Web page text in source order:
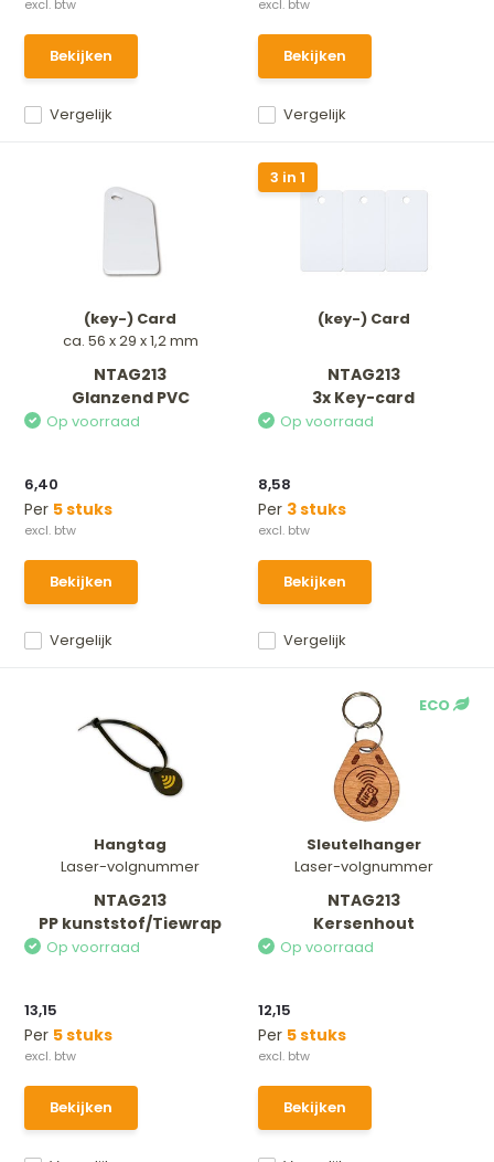
Vergelijk
Bekijken
Vergelijk
Bekijken
(key-) Card
ca. 56 x 29 x 1,2 mm
NTAG213
Glanzend PVC
Vergelijk
Op voorraad
6,40
Per 5 stuks
Bekijken
3 in 1
(key-) Card
NTAG213
3x Key-card
Vergelijk
Op voorraad
8,58
Per 3 stuks
Bekijken
Hangtag
Laser-volgnummer
NTAG213
PP kunststof/Tiewrap
Op voorraad
13,15
Per 5 stuks
Bekijken
ECO
Sleutelhanger
Laser-volgnummer
NTAG213
Kersenhout
Op voorraad
12,15
Per 5 stuks
Bekijken